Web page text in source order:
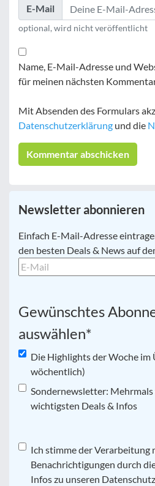
E-Mail
optional, wird nicht veröffentlicht
Name, E-Mail-Adresse und
für meinen nächsten
Mit Absenden des Formulars
Datenschutzerklärung und die
Newsletter abonnieren
E-
Mail *
Einfach E-Mail-Adresse
den besten Deals & News auf
Gewünschtes
auswählen*
Die Highlights der Woche im
wöchentlich)
Sondernewsletter:
wichtigsten Deals & Infos
Datenschutz*
Ich stimme der Verarbeitung
Benachrichtigungen durch
Infos zu unseren